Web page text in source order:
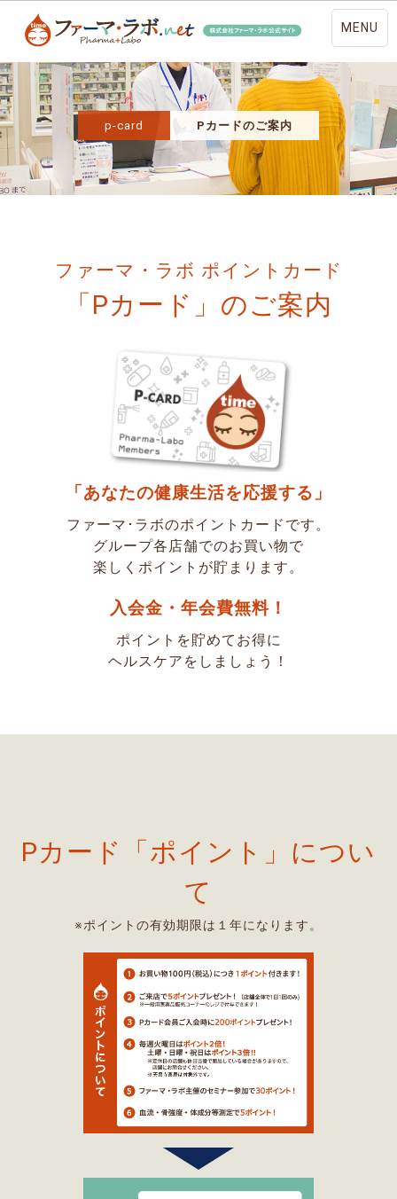
MENU
p-card Pカードのご案内
ファーマ・ラボ ポイントカード
「Pカード」のご案内
「あなたの健康生活を応援する」
ファーマ･ラボのポイントカードです。
グループ各店舗でのお買い物で
楽しくポイントが貯まります。
入会金・年会費無料！
ポイントを貯めてお得に
ヘルスケアをしましょう！
Pカード「ポイント」につい
て
※ポイントの有効期限は１年になります。